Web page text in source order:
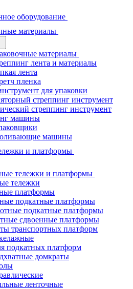
оборудование
материалы
материалы
лента и материалы
лента
пленка
для упаковки
стреппинг инструмент
стреппинг инструмент
машины
машины
и платформы
тележки и платформы
тележки
платформы
подкатные платформы
подкатные платформы
сдвоенные платформы
транспортных платформ
подкатных платформ
домкраты
ленточные